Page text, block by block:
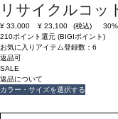
リサイクルコッ
¥ 33,000 ¥ 23,100 (税込)
210ポイント還元 (BIGIポイント)
お気に入りアイテム登録数： 6
返品可
SALE
返品について
カラー・サイズを選択する